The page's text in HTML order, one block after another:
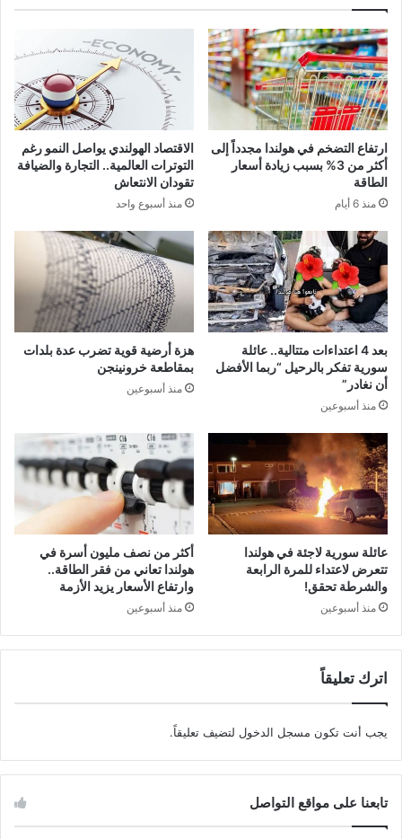
ارتفاع التضخم في هولندا مجدداً إلى
أكثر من 3% بسبب زيادة أسعار
الطاقة
منذ 6 أيام
الاقتصاد الهولندي يواصل النمو رغم
التوترات العالمية.. التجارة والضيافة
تقودان الانتعاش
منذ أسبوع واحد
بعد 4 اعتداءات متتالية.. عائلة
سورية تفكر بالرحيل “ربما الأفضل
أن نغادر”
منذ أسبوعين
هزة أرضية قوية تضرب عدة بلدات
بمقاطعة خرونينجن
منذ أسبوعين
عائلة سورية لاجئة في هولندا
تتعرض لاعتداء للمرة الرابعة
والشرطة تحقق!
منذ أسبوعين
أكثر من نصف مليون أسرة في
هولندا تعاني من فقر الطاقة..
وارتفاع الأسعار يزيد الأزمة
منذ أسبوعين
اترك تعليقاً
يجب أنت تكون مسجل الدخول لتضيف تعليقاً.
تابعنا على مواقع التواصل